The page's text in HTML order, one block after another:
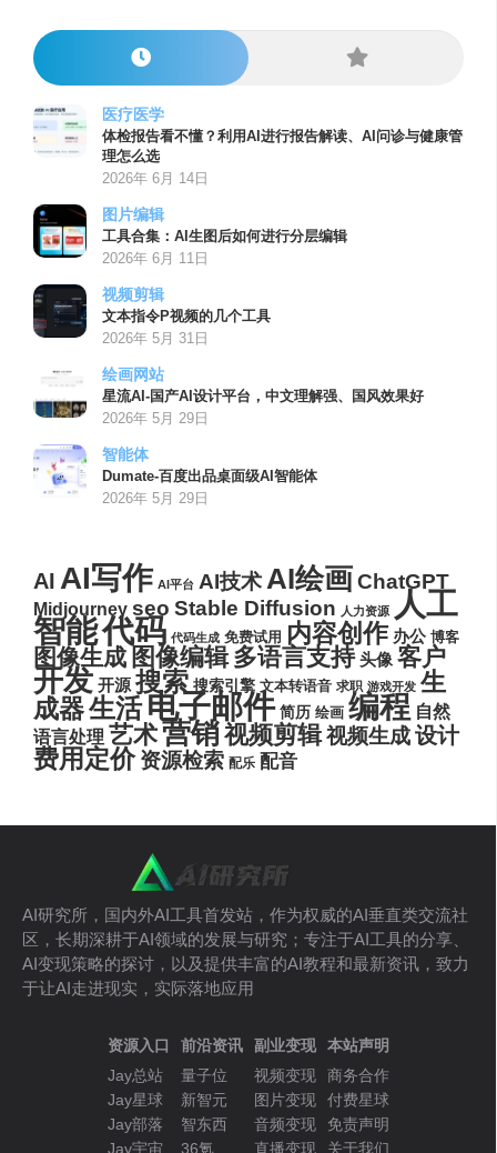
医疗医学
体检报告看不懂？利用AI进行报告解读、AI问诊与健康管
理怎么选
2026年 6月 14日
图片编辑
工具合集：AI生图后如何进行分层编辑
2026年 6月 11日
视频剪辑
文本指令P视频的几个工具
2026年 5月 31日
绘画网站
星流AI-国产AI设计平台，中文理解强、国风效果好
2026年 5月 29日
智能体
Dumate-百度出品桌面级AI智能体
2026年 5月 29日
AI AI写作 AI平台 AI技术AI绘画ChatGPT
Midjourney seo Stable Diffusion 人力资源 人工
智能代码 代码生成 免费试用 内容创作 办公 博客
图像生成 图像编辑 多语言支持 头像 客户
开发 开源 搜索 搜索引擎 文本转语音 求职 游戏开发 生
成器生活电子邮件 简历 绘画 编程 自然
语言处理 艺术营销视频剪辑视频生成设计
费用定价 资源检索 配乐 配音
AI研究所，国内外AI工具首发站，作为权威的AI垂直类交流社
区，长期深耕于AI领域的发展与研究；专注于AI工具的分享、
AI变现策略的探讨，以及提供丰富的AI教程和最新资讯，致力
于让AI走进现实，实际落地应用
资源入口
Jay总站
Jay星球
Jay部落
Jay宇宙
前沿资讯
量子位
新智元
智东西
36氪
副业变现
视频变现
图片变现
音频变现
直播变现
本站声明
商务合作
付费星球
免责声明
关于我们